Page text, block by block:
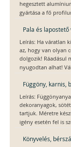
hegesztett
gyártása a fő
Pala és
Leírás: Ha váratlan
az, hogy van olyan
dolgozik! Ráadásul
nyugodtan alhat!
Függöny, karnis,
Leírás:
dekoranyagok,
tartjuk. Méretre
igény esetén fel is
Könyvelés,